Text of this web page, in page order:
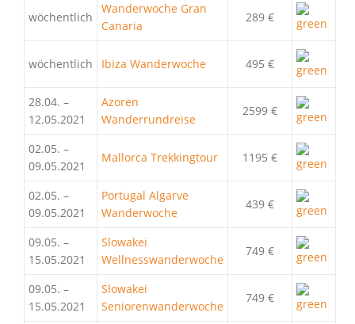
wöchentlich
Wanderwoche Gran
Canaria
289 €
wöchentlich Ibiza Wanderwoche 495 €
28.04. –
12.05.2021
Azoren
Wanderrundreise
2599 €
02.05. –
09.05.2021
Mallorca Trekkingtour 1195 €
02.05. –
09.05.2021
Portugal Algarve
Wanderwoche
439 €
09.05. –
15.05.2021
Slowakei
Wellnesswanderwoche
749 €
09.05. –
15.05.2021
Slowakei
Seniorenwanderwoche
749 €